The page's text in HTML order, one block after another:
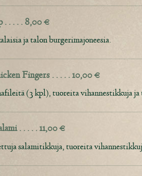
. . . . . 8,00 €
ja talon burgerimajoneesia.
Fingers . . . . . 10,00 €
(3 kpl), tuoreita vihannestikkuja ja
. . . . . 11,00 €
salamitikkuja, tuoreita